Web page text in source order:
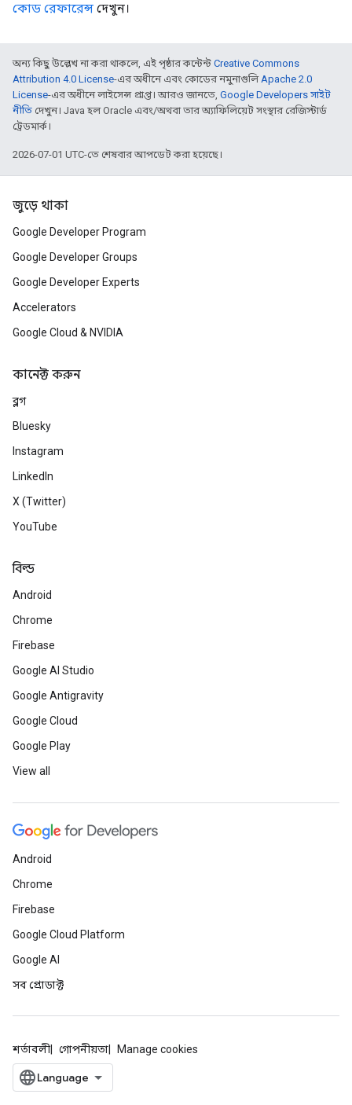
কোড রেফারেন্স দেখুন।
অন্য কিছু উল্লেখ না করা থাকলে, এই পৃষ্ঠার কন্টেন্ট Creative Commons
Attribution 4.0 License-এর অধীনে এবং কোডের নমুনাগুলিApache 2.0
License-এর অধীনে লাইসেন্স প্রাপ্ত। আরও জানতে, Google Developers সাইট
নীতি দেখুন। Java হল Oracle এবং/অথবা তার অ্যাফিলিয়েট সংস্থার রেজিস্টার্ড
ট্রেডমার্ক।
2026-07-01 UTC-তে শেষবার আপডেট করা হয়েছে।
জুড়ে থাকা
Google Developer Program
Google Developer Groups
Google Developer Experts
Accelerators
Google Cloud & NVIDIA
কানেক্ট করুন
ব্লগ
Bluesky
Instagram
LinkedIn
X (Twitter)
YouTube
বিল্ড
Android
Chrome
Firebase
Google AI Studio
Google Antigravity
Google Cloud
Google Play
View all
Android
Chrome
Firebase
Google Cloud Platform
Google AI
সব প্রোডাক্ট
শর্তাবলী গোপনীয়তা Manage cookies